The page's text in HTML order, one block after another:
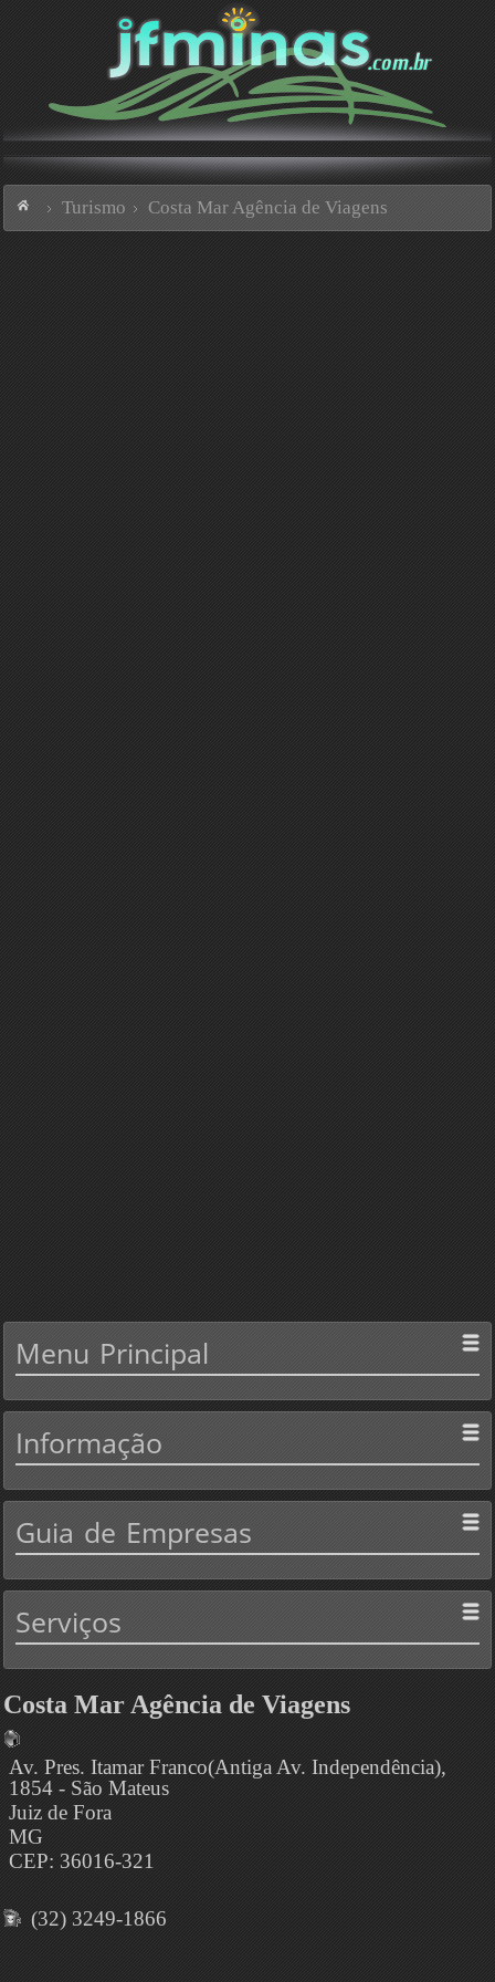
Turismo Costa Mar Agência de Viagens
Menu Principal
Informação
Guia de Empresas
Serviços
Costa Mar Agência de Viagens
Av. Pres. Itamar Franco(Antiga Av. Independência),
1854 - São Mateus
Juiz de Fora
MG
CEP: 36016-321
(32) 3249-1866